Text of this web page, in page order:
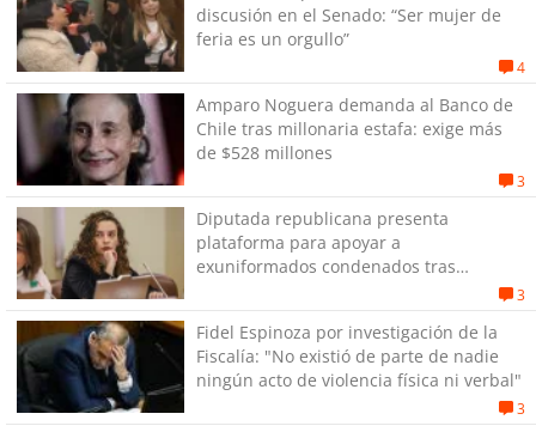
discusión en el Senado: “Ser mujer de
feria es un orgullo”
4
Amparo Noguera demanda al Banco de
Chile tras millonaria estafa: exige más
de $528 millones
3
Diputada republicana presenta
plataforma para apoyar a
exuniformados condenados tras
3
Fidel Espinoza por investigación de la
Fiscalía: "No existió de parte de nadie
ningún acto de violencia física ni verbal"
3